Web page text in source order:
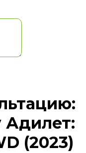
Адилет:
(2023)